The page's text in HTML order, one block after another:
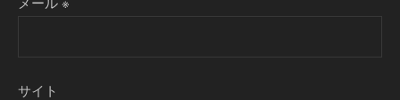
サイト